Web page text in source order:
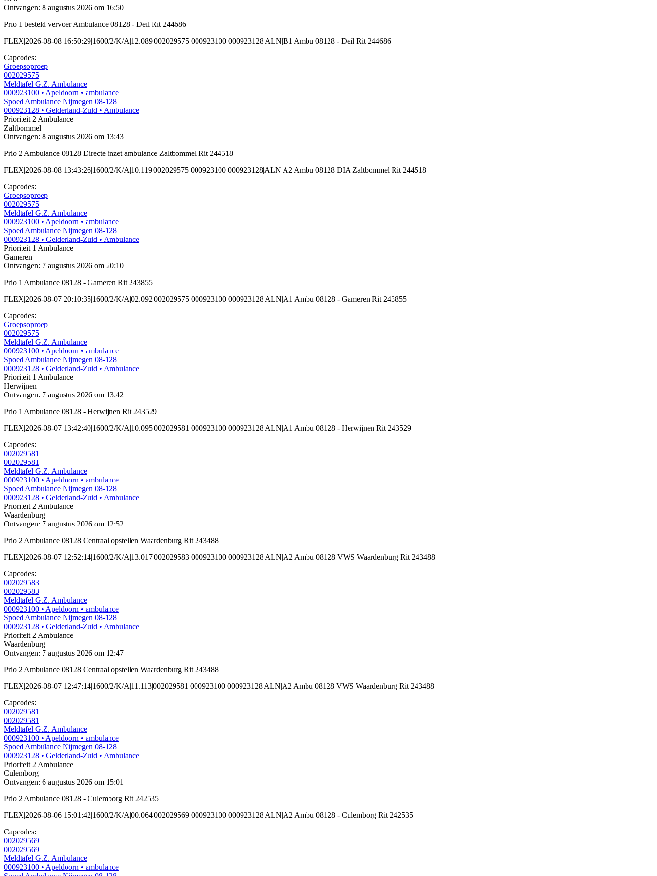
Ontvangen: 8 augustus 2026 om 16:50
Prio 1 besteld vervoer Ambulance 08128 - Deil Rit 244686
FLEX|2026-08-08 16:50:29|1600/2/K/A|12.089|002029575 000923100 000923128|ALN|B1 Ambu 08128 - Deil Rit 244686
Capcodes:
Groepsoproep
002029575
Meldtafel G.Z. Ambulance
000923100 • Apeldoorn • ambulance
Spoed Ambulance Nijmegen 08-128
000923128 • Gelderland-Zuid • Ambulance
Prioriteit 2 Ambulance
Zaltbommel
Ontvangen: 8 augustus 2026 om 13:43
Prio 2 Ambulance 08128 Directe inzet ambulance Zaltbommel Rit 244518
FLEX|2026-08-08 13:43:26|1600/2/K/A|10.119|002029575 000923100 000923128|ALN|A2 Ambu 08128 DIA Zaltbommel Rit 244518
Capcodes:
Groepsoproep
002029575
Meldtafel G.Z. Ambulance
000923100 • Apeldoorn • ambulance
Spoed Ambulance Nijmegen 08-128
000923128 • Gelderland-Zuid • Ambulance
Prioriteit 1 Ambulance
Gameren
Ontvangen: 7 augustus 2026 om 20:10
Prio 1 Ambulance 08128 - Gameren Rit 243855
FLEX|2026-08-07 20:10:35|1600/2/K/A|02.092|002029575 000923100 000923128|ALN|A1 Ambu 08128 - Gameren Rit 243855
Capcodes:
Groepsoproep
002029575
Meldtafel G.Z. Ambulance
000923100 • Apeldoorn • ambulance
Spoed Ambulance Nijmegen 08-128
000923128 • Gelderland-Zuid • Ambulance
Prioriteit 1 Ambulance
Herwijnen
Ontvangen: 7 augustus 2026 om 13:42
Prio 1 Ambulance 08128 - Herwijnen Rit 243529
FLEX|2026-08-07 13:42:40|1600/2/K/A|10.095|002029581 000923100 000923128|ALN|A1 Ambu 08128 - Herwijnen Rit 243529
Capcodes:
002029581
002029581
Meldtafel G.Z. Ambulance
000923100 • Apeldoorn • ambulance
Spoed Ambulance Nijmegen 08-128
000923128 • Gelderland-Zuid • Ambulance
Prioriteit 2 Ambulance
Waardenburg
Ontvangen: 7 augustus 2026 om 12:52
Prio 2 Ambulance 08128 Centraal opstellen Waardenburg Rit 243488
FLEX|2026-08-07 12:52:14|1600/2/K/A|13.017|002029583 000923100 000923128|ALN|A2 Ambu 08128 VWS Waardenburg Rit 243488
Capcodes:
002029583
002029583
Meldtafel G.Z. Ambulance
000923100 • Apeldoorn • ambulance
Spoed Ambulance Nijmegen 08-128
000923128 • Gelderland-Zuid • Ambulance
Prioriteit 2 Ambulance
Waardenburg
Ontvangen: 7 augustus 2026 om 12:47
Prio 2 Ambulance 08128 Centraal opstellen Waardenburg Rit 243488
FLEX|2026-08-07 12:47:14|1600/2/K/A|11.113|002029581 000923100 000923128|ALN|A2 Ambu 08128 VWS Waardenburg Rit 243488
Capcodes:
002029581
002029581
Meldtafel G.Z. Ambulance
000923100 • Apeldoorn • ambulance
Spoed Ambulance Nijmegen 08-128
000923128 • Gelderland-Zuid • Ambulance
Prioriteit 2 Ambulance
Culemborg
Ontvangen: 6 augustus 2026 om 15:01
Prio 2 Ambulance 08128 - Culemborg Rit 242535
FLEX|2026-08-06 15:01:42|1600/2/K/A|00.064|002029569 000923100 000923128|ALN|A2 Ambu 08128 - Culemborg Rit 242535
Capcodes:
002029569
002029569
Meldtafel G.Z. Ambulance
000923100 • Apeldoorn • ambulance